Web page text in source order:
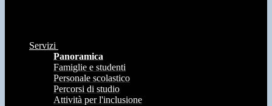
Servizi
Panoramica
Famiglie e studenti
Personale scolastico
Percorsi di studio
Attività per l'inclusione